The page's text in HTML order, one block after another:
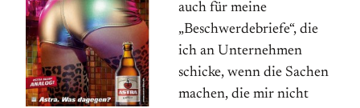
auch für meine
„Beschwerdebriefe“, die
ich an Unternehmen
schicke, wenn die Sachen
machen, die mir nicht